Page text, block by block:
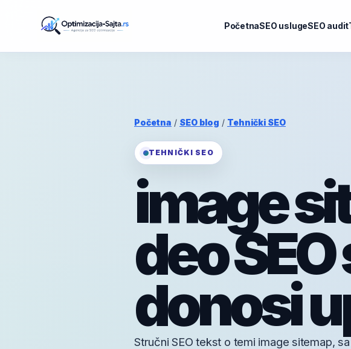
PočetnaSEO uslugeSEO audit
Početna / SEO blog / Tehnički SEO
TEHNIČKI SEO
image
deo
donosi
Stručni SEO tekst o temi image sitemap,